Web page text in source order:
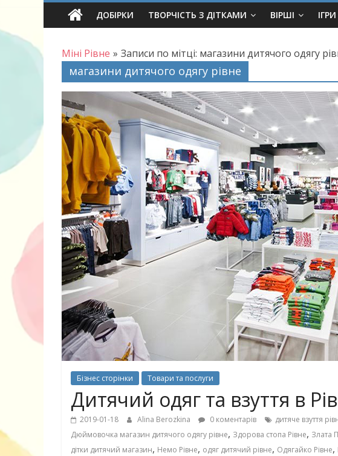
Skip
ДОБІРКИ ТВОРЧІСТЬ З ДІТКАМИ ВІРШІ ІГРИ
Міні Рівне » Записи по мітці: магазини дитячого одягу
магазини дитячого одягу рівне
Бізнес сторінки Товари та послуги
Дитячий одяг та взуття в
2019-01-18 Alina Berozkina 0 коментарів дитяче взуття
Дюймовочка магазин дитячого одягу рівне, Здорова стопа Рівне, Злата
дітки дитячий магазин, Немо Рівне, одяг дитячий рівне, Одягайко Рівне,
30 найкрасивіших пісень
маму